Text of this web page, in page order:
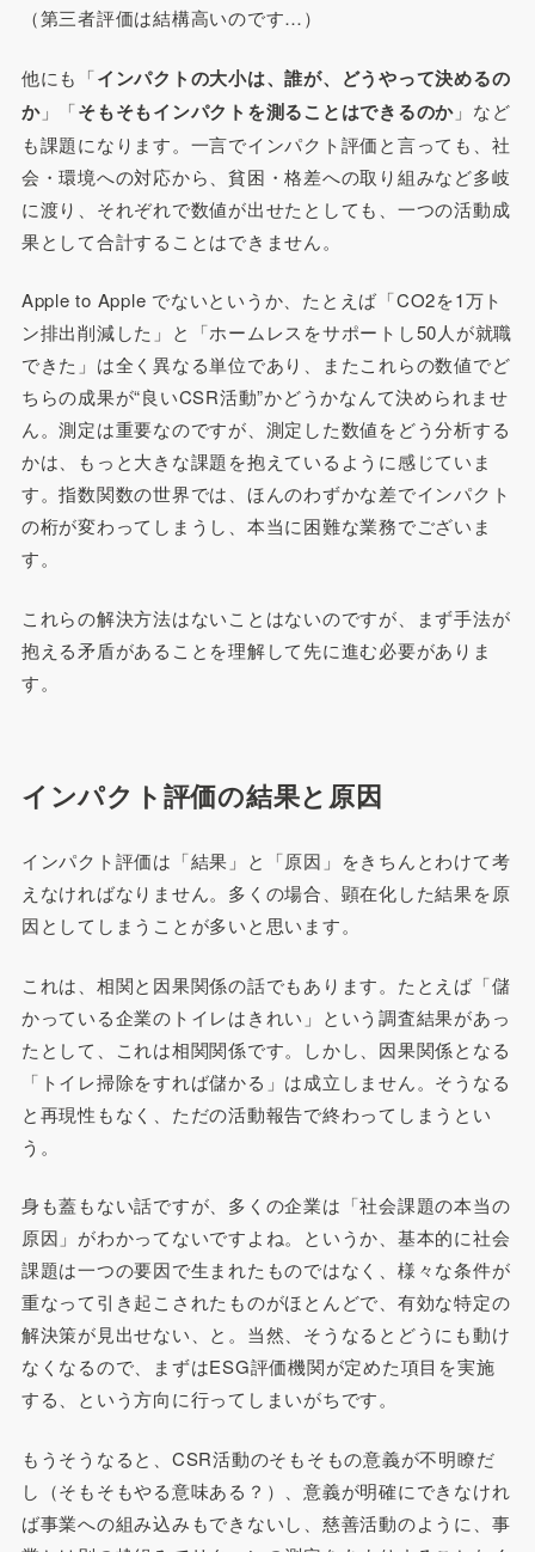
（第三者評価は結構高いのです…）
他にも「インパクトの大小は、誰が、どうやって決めるの
か」「そもそもインパクトを測ることはできるのか 」など
も課題になります。一言でインパクト評価と言っても、社
会・環境への対応から、貧困・格差への取り組みなど多岐
に渡り、それぞれで数値が出せたとしても、一つの活動成
果として合計することはできません。
Apple to Apple でないというか、たとえば「CO2を1万ト
ン排出削減した」と「ホームレスをサポートし50人が就職
できた」は全く異なる単位であり、またこれらの数値でど
ちらの成果が“良いCSR活動”かどうかなんて決められませ
ん。測定は重要なのですが、測定した数値をどう分析する
かは、もっと大きな課題を抱えているように感じていま
す。指数関数の世界では、ほんのわずかな差でインパクト
の桁が変わってしまうし、本当に困難な業務でございま
す。
これらの解決方法はないことはないのですが、まず手法が
抱える矛盾があることを理解して先に進む必要がありま
す。
インパクト評価の結果と原因
インパクト評価は「結果」と「原因」をきちんとわけて考
えなければなりません。多くの場合、顕在化した結果を原
因としてしまうことが多いと思います。
これは、相関と因果関係の話でもあります。たとえば「儲
かっている企業のトイレはきれい」という調査結果があっ
たとして、これは相関関係です。しかし、因果関係となる
「トイレ掃除をすれば儲かる」は成立しません。そうなる
と再現性もなく、ただの活動報告で終わってしまうとい
う。
身も蓋もない話ですが、多くの企業は「社会課題の本当の
原因」がわかってないですよね。というか、基本的に社会
課題は一つの要因で生まれたものではなく、様々な条件が
重なって引き起こされたものがほとんどで、有効な特定の
解決策が見出せない、と。当然、そうなるとどうにも動け
なくなるので、まずはESG評価機関が定めた項目を実施
する、という方向に行ってしまいがちです。
もうそうなると、CSR活動のそもそもの意義が不明瞭だ
し（そもそもやる意味ある？）、意義が明確にできなけれ
ば事業への組み込みもできないし、慈善活動のように、事